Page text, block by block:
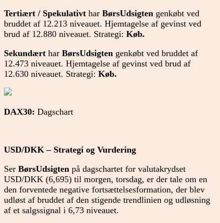
Tertiært / Spekulativt har BørsUdsigten genkøbt ved
bruddet af 12.213 niveauet. Hjemtagelse af gevinst ved
brud af 12.880 niveauet. Strategi: Køb.
Sekundært har BørsUdsigten genkøbt ved bruddet af
12.473 niveauet. Hjemtagelse af gevinst ved brud af
12.630 niveauet. Strategi: Køb.
DAX30: Dagschart
USD/DKK – Strategi og Vurdering
Ser BørsUdsigten på dagschartet for valutakrydset
USD/DKK (6,695) til morgen, torsdag, er der tale om en
den forventede negative fortsættelsesformation, der blev
udløst af bruddet af den stigende trendlinien og udløsning
af et salgssignal i 6,73 niveauet.